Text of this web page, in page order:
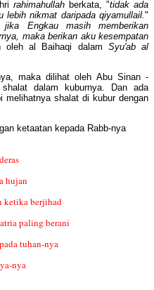
rahimahullah berkata, "tidak ada
lebih nikmat daripada qiyamullail."
Engkau masih memberikan
maka berikan aku kesempatan
oleh al Baihaqi dalam Syu'ab al
maka dilihat oleh Abu Sinan -
shalat dalam kuburnya. Dan ada
melihatnya shalat di kubur dengan
ketaatan kepada Rabb-nya
hujan
ketika berjihad
paling berani
tuhan-nya
nya